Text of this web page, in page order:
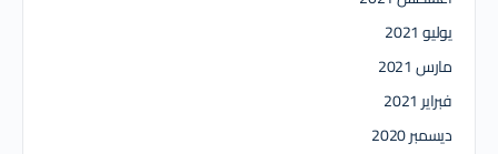
يوليو 2021
مارس 2021
فبراير 2021
ديسمبر 2020